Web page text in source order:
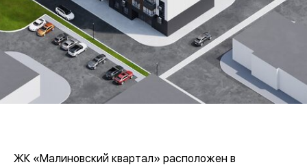
ЖК «Малиновский квартал» расположен в